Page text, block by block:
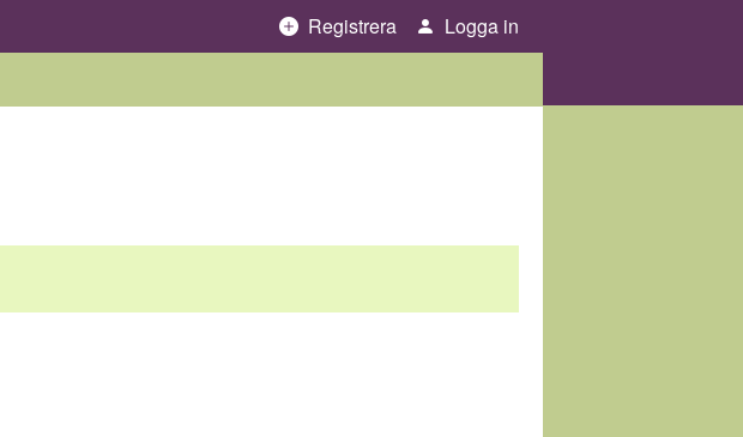
Registrera
Logga in